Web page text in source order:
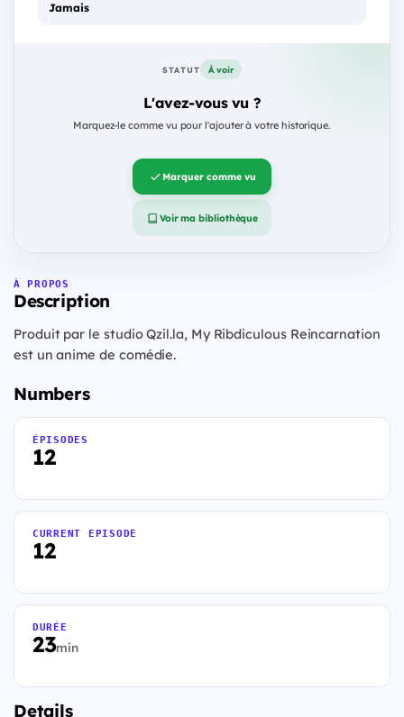
Jamais
STATUT À voir
L'avez-vous vu ?
Marquez-le comme vu pour l'ajouter à votre historique.
Marquer comme vu
Voir ma bibliothèque
À PROPOS
Description
Produit par le studio Qzil.la, My Ribdiculous Reincarnation
est un anime de comédie.
Numbers
12
ÉPISODES
12
CURRENT EPISODE
23min
DURÉE
Details